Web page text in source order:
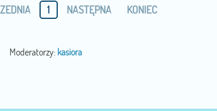
1 NASTĘPNA KONIEC
Moderatorzy: kasiora